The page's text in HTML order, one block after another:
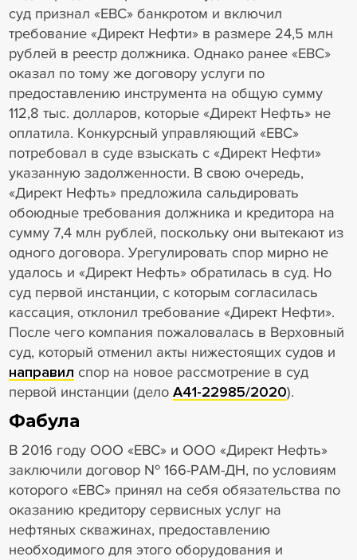
суд признал «ЕВС» банкротом и включил
требование «Директ Нефти» в размере 24,5 млн
рублей в реестр должника. Однако ранее «ЕВС»
оказал по тому же договору услуги по
предоставлению инструмента на общую сумму
112,8 тыс. долларов, которые «Директ Нефть» не
оплатила. Конкурсный управляющий «ЕВС»
потребовал в суде взыскать с «Директ Нефти»
указанную задолженности. В свою очередь,
«Директ Нефть» предложила сальдировать
обоюдные требования должника и кредитора на
сумму 7,4 млн рублей, поскольку они вытекают из
одного договора. Урегулировать спор мирно не
удалось и «Директ Нефть» обратилась в суд. Но
суд первой инстанции, с которым согласилась
кассация, отклонил требование «Директ Нефти».
После чего компания пожаловалась в Верховный
суд, который отменил акты нижестоящих судов и
направил спор на новое рассмотрение в суд
первой инстанции (дело А41-22985/2020).
Фабула
В 2016 году ООО «ЕВС» и ООО «Директ Нефть»
заключили договор № 166-РАМ-ДН, по условиям
которого «ЕВС» принял на себя обязательства по
оказанию кредитору сервисных услуг на
нефтяных скважинах, предоставлению
необходимого для этого оборудования и